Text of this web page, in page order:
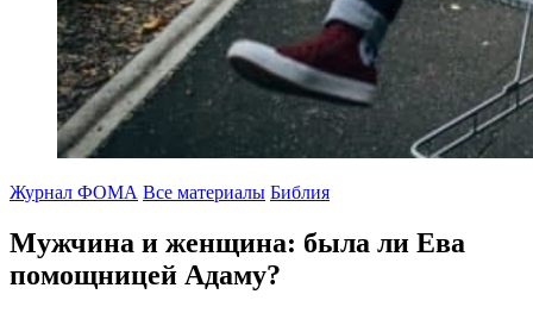
Журнал ФОМА Все материалы Библия
Мужчина и женщина: была ли Ева
помощницей Адаму?